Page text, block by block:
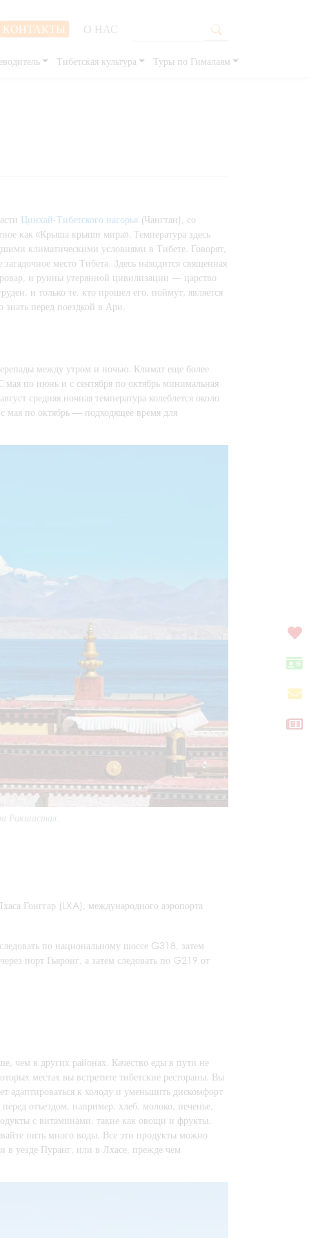
КОНТАКТЫ О НАС
Тибетская культура Туры по Гималаям
Цинхай-Тибетского нагорья (Чангтан), со
как «Крыша крыши мира». Температура здесь
климатическими условиями в Тибете. Говорят,
место Тибета. Здесь находится священная
и руины утерянной цивилизации — царство
и только те, кто прошел его, поймут, является
перед поездкой в Ари.
между утром и ночью. Климат еще более
по июнь и с сентября по октябрь минимальная
средняя ночная температура колеблется около
мая по октябрь — подходящее время для
Ракшастал.
Гонггар (LXA), международного аэропорта
по национальному шоссе G318, затем
порт Гьяронг, а затем следовать по G219 от
чем в других районах. Качество еды в пути не
местах вы встретите тибетские рестораны. Вы
адаптироваться к холоду и уменьшить дискомфорт
отъездом, например, хлеб, молоко, печенье,
с витаминами, такие как овощи и фрукты.
пить много воды. Все эти продукты можно
в уезде Пуранг, или в Лхасе, прежде чем